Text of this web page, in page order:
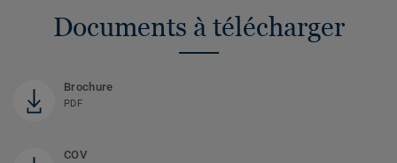
Documents à télécharger
Brochure
PDF
COV